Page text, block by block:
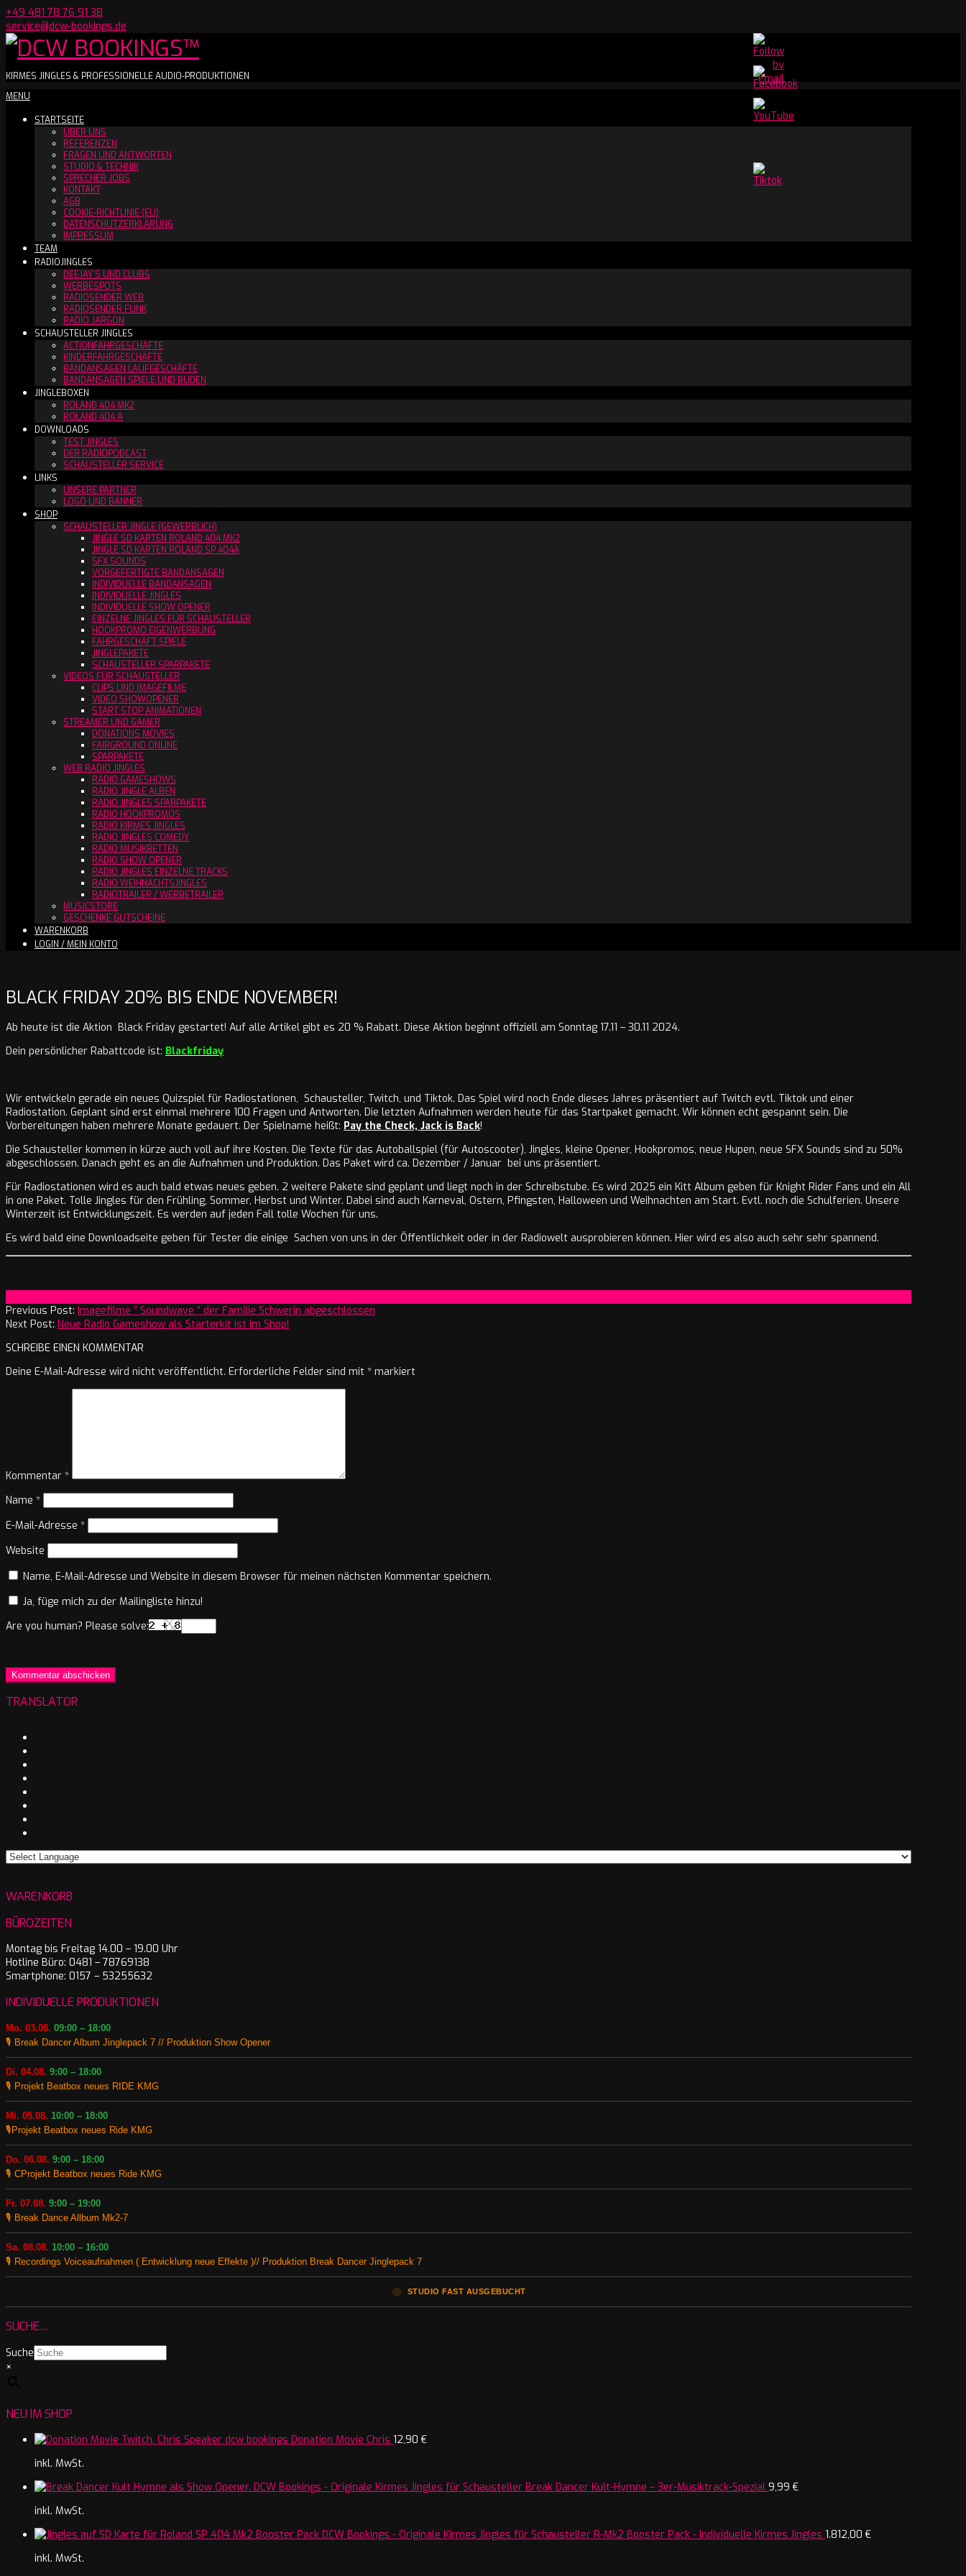
Skip
to
content
+49 481 78 76 91 38
service@dcw-bookings.de
Youtube
Channel
DCW
BOOKINGS™
KIRMES JINGLES & PROFESSIONELLE AUDIO-PRODUKTIONEN
Secondary
Menu
MENU
STARTSEITE
ÜBER UNS
REFERENZEN
FRAGEN UND ANTWORTEN
STUDIO & TECHNIK
SPRECHER JOBS
KONTAKT
AGB
COOKIE-RICHTLINIE (EU)
DATENSCHUTZERKLÄRUNG
IMPRESSUM
TEAM
RADIOJINGLES
DEEJAY´S UND CLUBS
WERBESPOTS
RADIOSENDER WEB
RADIOSENDER FUNK
RADIO JARGON
SCHAUSTELLER JINGLES
ACTIONFAHRGESCHÄFTE
KINDERFAHRGESCHÄFTE
BANDANSAGEN LAUFGESCHÄFTE
BANDANSAGEN SPIELE UND BUDEN
JINGLEBOXEN
ROLAND 404 MK2
ROLAND 404 A
DOWNLOADS
TEST JINGLES
DER RADIOPODCAST
SCHAUSTELLER SERVICE
LINKS
UNSERE PARTNER
LOGO UND BANNER
SHOP
SCHAUSTELLER JINGLE (GEWERBLICH)
JINGLE SD KARTEN ROLAND 404 MK2
JINGLE SD KARTEN ROLAND SP 404A
SFX SOUNDS
VORGEFERTIGTE BANDANSAGEN
INDIVIDUELLE BANDANSAGEN
INDIVIDUELLE JINGLES
INDIVIDUELLE SHOW OPENER
EINZELNE JINGLES FÜR SCHAUSTELLER
HOOKPROMO EIGENWERBUNG
FAHRGESCHÄFT SPIELE
JINGLEPAKETE
SCHAUSTELLER SPARPAKETE
VIDEOS FÜR SCHAUSTELLER
CLIPS UND IMAGEFILME
VIDEO SHOWOPENER
START STOP ANIMATIONEN
STREAMER UND GAMER
DONATIONS MOVIES
FAIRGROUND ONLINE
SPARPAKETE
WEB RADIO JINGLES
RADIO GAMESHOWS
RADIO JINGLE ALBEN
RADIO JINGLES SPARPAKETE
RADIO HOOKPROMOS
RADIO KIRMES JINGLES
RADIO JINGLES COMEDY
RADIO MUSIKBETTEN
RADIO SHOW OPENER
RADIO JINGLES EINZELNE TRACKS
RADIO WEIHNACHTSJINGLES
RADIOTRAILER / WERBETRAILER
MUSICSTORE
GESCHENKE GUTSCHEINE
WARENKORB
LOGIN / MEIN KONTO
BLACK FRIDAY 20% BIS ENDE NOVEMBER!
Ab heute ist die Aktion Black Friday gestartet! Auf alle Artikel gibt es 20 % Rabatt. Diese Aktion beginnt offiziell am Sonntag 17.11 – 30.11 2024.
Dein persönlicher Rabattcode ist: Blackfriday
Wir entwickeln gerade ein neues Quizspiel für Radiostationen, Schausteller, Twitch, und Tiktok. Das Spiel wird noch Ende dieses Jahres präsentiert auf Twitch evtl. Tiktok und einer
Radiostation. Geplant sind erst einmal mehrere 100 Fragen und Antworten. Die letzten Aufnahmen werden heute für das Startpaket gemacht. Wir können echt gespannt sein. Die
Vorbereitungen haben mehrere Monate gedauert. Der Spielname heißt: Pay the Check, Jack is Back!
Die Schausteller kommen in kürze auch voll auf ihre Kosten. Die Texte für das Autoballspiel (für Autoscooter), Jingles, kleine Opener, Hookpromos, neue Hupen, neue SFX Sounds sind zu 50%
abgeschlossen. Danach geht es an die Aufnahmen und Produktion. Das Paket wird ca. Dezember / Januar bei uns präsentiert.
Für Radiostationen wird es auch bald etwas neues geben. 2 weitere Pakete sind geplant und liegt noch in der Schreibstube. Es wird 2025 ein Kitt Album geben für Knight Rider Fans und ein All
in one Paket. Tolle Jingles für den Frühling, Sommer, Herbst und Winter. Dabei sind auch Karneval, Ostern, Pfingsten, Halloween und Weihnachten am Start. Evtl. noch die Schulferien. Unsere
Winterzeit ist Entwicklungszeit. Es werden auf jeden Fall tolle Wochen für uns.
Es wird bald eine Downloadseite geben für Tester die einige Sachen von uns in der Öffentlichkeit oder in der Radiowelt ausprobieren können. Hier wird es also auch sehr sehr spannend.
11-
16
Previous Post: Imagefilme ” Soundwave ” der Familie Schwerin abgeschlossen
Next Post: Neue Radio Gameshow als Starterkit ist im Shop!
SCHREIBE EINEN KOMMENTAR
Deine E-Mail-Adresse wird nicht veröffentlicht. Erforderliche Felder sind mit * markiert
Kommentar *
Name *
E-Mail-Adresse *
Website
Name, E-Mail-Adresse und Website in diesem Browser für meinen nächsten Kommentar speichern.
Ja, füge mich zu der Mailingliste hinzu!
Are you human? Please solve:
TRANSLATOR
WARENKORB
BÜROZEITEN
Montag bis Freitag 14.00 – 19.00 Uhr
Hotline Büro: 0481 – 78769138
Smartphone: 0157 – 53255632
INDIVIDUELLE PRODUKTIONEN
Mo. 03.08. 09:00 – 18:00
🎙️ Break Dancer Album Jinglepack 7 // Produktion Show Opener
Di. 04.08. 9:00 – 18:00
🎙️ Projekt Beatbox neues RIDE KMG
Mi. 05.08. 10:00 – 18:00
🎙️Projekt Beatbox neues Ride KMG
Do. 06.08. 9:00 – 18:00
🎙️ CProjekt Beatbox neues Ride KMG
Fr. 07.08. 9:00 – 19:00
🎙️ Break Dance Allbum Mk2-7
Sa. 08.08. 10:00 – 16:00
🎙️ Recordings Voiceaufnahmen ( Entwicklung neue Effekte )// Produktion Break Dancer Jinglepack 7
🟠 STUDIO FAST AUSGEBUCHT
SUCHE…
Suche
×
NEU IM SHOP
Donation Movie Chris 12,90 €
inkl. MwSt.
Break Dancer Kult-Hymne – 3er-Musiktrack-Spezial 9,99 €
inkl. MwSt.
R-Mk2 Booster Pack - Individuelle Kirmes Jingles 1.812,00 €
inkl. MwSt.